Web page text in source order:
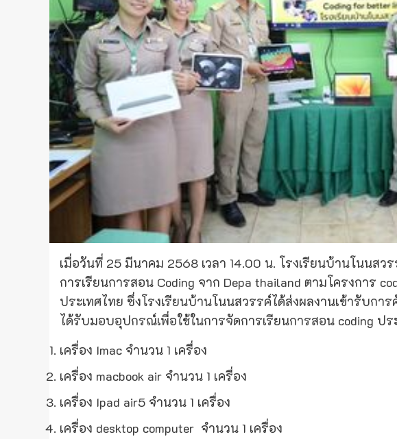
เมื่อวันที่ 25 มีนาคม 2568 เวลา 14.00 น. โรงเรียนบ้านโนนส
การเรียนการสอน Coding จาก Depa thailand ตามโครงการ
ประเทศไทย ซึ่งโรงเรียนบ้านโนนสวรรค์ได้ส่งผลงานเข้ารับกา
ได้รับมอบอุปกรณ์เพื่อใช้ในการจัดการเรียนการสอน coding ป
เครื่อง Imac จำนวน 1 เครื่อง
เครื่อง macbook air จำนวน 1 เครื่อง
เครื่อง Ipad air5 จำนวน 1 เครื่อง
เครื่อง desktop computer จำนวน 1 เครื่อง